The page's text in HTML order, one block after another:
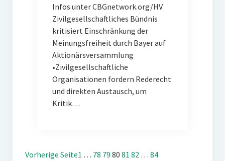
Infos unter CBGnetwork.org/HV
Zivilgesellschaftliches Bündnis
kritisiert Einschränkung der
Meinungsfreiheit durch Bayer auf
Aktionärsversammlung
•Zivilgesellschaftliche
Organisationen fordern Rederecht
und direkten Austausch, um
Kritik…
Vorherige Seite1 … 78 79 80 81 82 … 84